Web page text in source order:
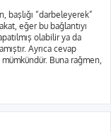
başlığı “darbeleyerek”
eğer bu bağlantıyı
olabilir ya da
Ayrıca cevap
Buna rağmen,